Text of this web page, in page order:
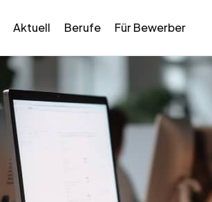
Aktuell Berufe Für Bewerber